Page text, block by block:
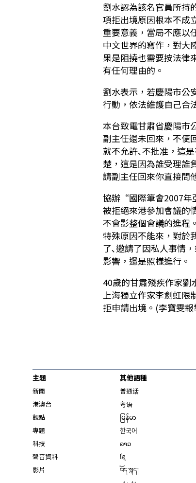
劉水認為該名官員所持
項拒出境原因根本不成
重要意義，當局不應以
中文世界的寫作，對大
果是阻撓也需要按法律
有任何理由的。
劉水表示，若慶陽市公
行動，依法維護自己合
本台致電甘肅省慶陽市
副主任還未回來，不便
就不允許､不批准，這
楚，這是因為誰受理誰
請副主任回來你直接問
協辦“國際筆會2007年
被拒絕來港參加會議的
不會影整個會議的進程
特殊原因不能來，對於
了､邀請了因私人事情
影響，還是照樣進行。
40歲的甘肅殘疾作家劉
上海獨立作家李劍虹
拒申請出境。(李寶雯報
主題
新聞
港澳台
觀點
專題
科技
聲音資料
影片
其他語種
普通话
粤语
မြန်မာ
한국어
ລາວ
ខ្មែ
བོད་སྐད།